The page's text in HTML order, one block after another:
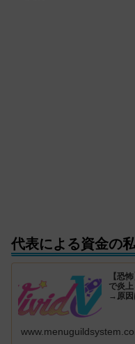
代表による資金の
【恐
で炎
→原因